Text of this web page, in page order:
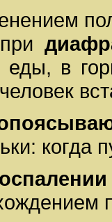
еды, в
когда